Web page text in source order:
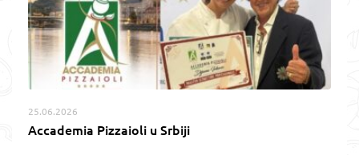
25.06.2026
Accademia Pizzaioli u Srbiji